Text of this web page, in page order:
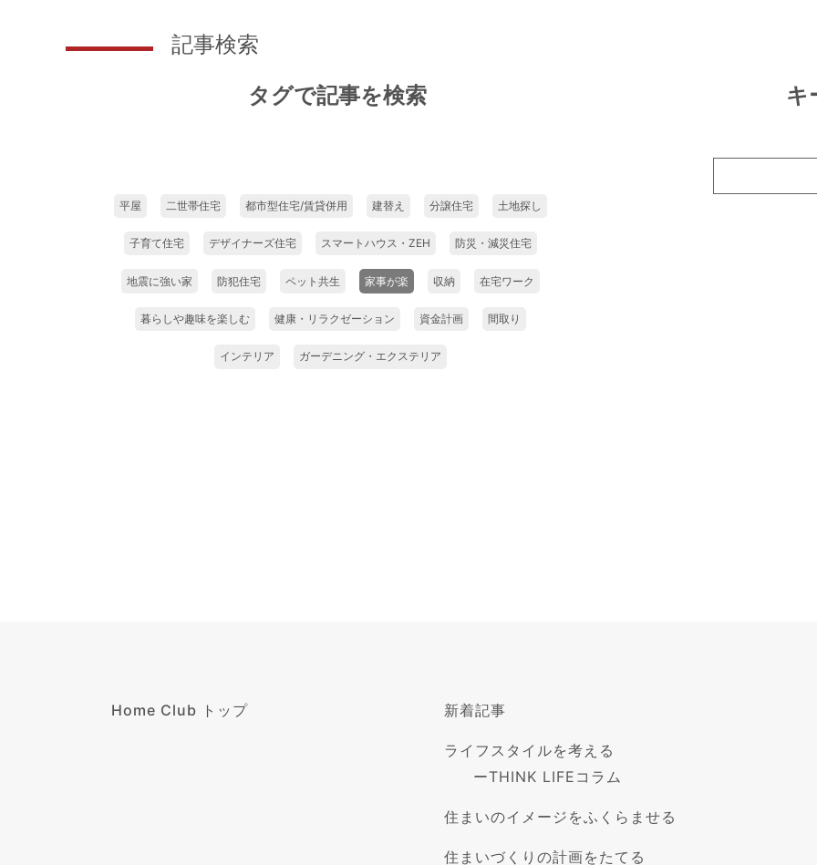
記事検索
タグで記事を検索
平屋 二世帯住宅 都市型住宅/賃貸併用 建替え 分譲住宅 土地探し
子育て住宅 デザイナーズ住宅 スマートハウス・ZEH 防災・減災住宅
地震に強い家 防犯住宅 ペット共生 家事が楽 収納 在宅ワーク
暮らしや趣味を楽しむ 健康・リラクゼーション 資金計画 間取り
インテリア ガーデニング・エクステリア
キ
Home Club トップ 新着記事
ライフスタイルを考える
ーTHINK LIFEコラム
住まいのイメージをふくらませる
住まいづくりの計画をたてる